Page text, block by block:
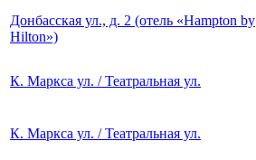
Донбасская ул., д. 2 (отель «Hampton by
Hilton»)
К. Маркса ул. / Театральная ул.
К. Маркса ул. / Театральная ул.